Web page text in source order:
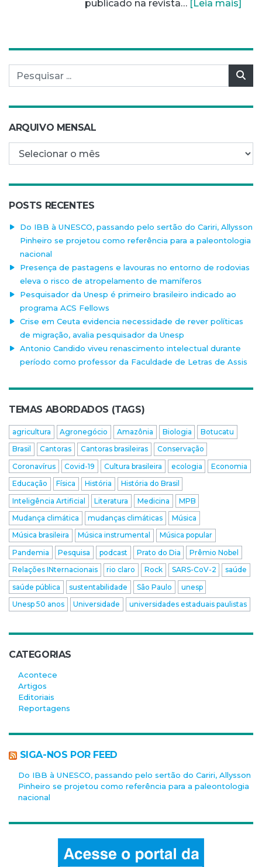
publicado na revista… [Leia mais]
Pesquisar por:
ARQUIVO MENSAL
Arquivo mensal
POSTS RECENTES
Do IBB à UNESCO, passando pelo sertão do Cariri, Allysson
Pinheiro se projetou como referência para a paleontologia
nacional
Presença de pastagens e lavouras no entorno de rodovias
eleva o risco de atropelamento de mamíferos
Pesquisador da Unesp é primeiro brasileiro indicado ao
programa ACS Fellows
Crise em Ceuta evidencia necessidade de rever políticas
de migração, avalia pesquisador da Unesp
Antonio Candido viveu renascimento intelectual durante
período como professor da Faculdade de Letras de Assis
TEMAS ABORDADOS (TAGS)
agricultura Agronegócio Amazônia Biologia
Botucatu
Brasil
Cantoras Cantoras brasileiras
Conservação
Coronavírus
Covid-19 Cultura brasileira ecologia
Economia
Educação
Física História
História do Brasil
Inteligência Artificial
Literatura Medicina
MPB
Mudança climática
mudanças climáticas
Música
Música brasileira
Música instrumental
Música popular
Pandemia
Pesquisa podcast Prato do Dia
Prêmio Nobel
Relações INternacionais
rio claro Rock SARS-CoV-2
saúde
saúde pública
sustentabilidade São Paulo
unesp
Unesp 50 anos
Universidade universidades estaduais paulistas
CATEGORIAS
Acontece
Artigos
Editoriais
Reportagens
SIGA-NOS POR FEED
Do IBB à UNESCO, passando pelo sertão do Cariri, Allysson
Pinheiro se projetou como referência para a paleontologia
nacional